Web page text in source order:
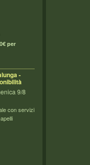
per
-
9/8
con servizi